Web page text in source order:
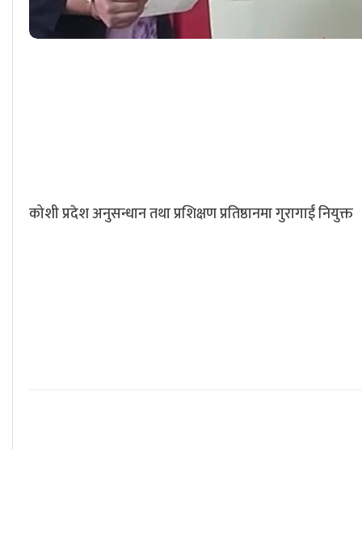
कोशी प्रदेश अनुसन्धान तथा प्रशिक्षण प्रतिष्ठानमा गुरागाईं नियुक्त